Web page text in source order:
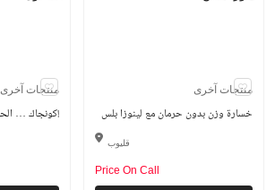
منتجات آخرى
كونجاك … الحل السريع للدهون!
منتجات آخرى
خسارة وزن بدون حرمان مع لينوزا بلس
قليوب
Price On Call